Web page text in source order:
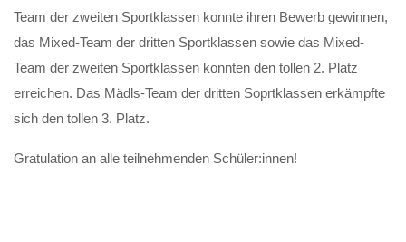
Team der zweiten Sportklassen konnte ihren Bewerb gewinnen,
das Mixed-Team der dritten Sportklassen sowie das Mixed-
Team der zweiten Sportklassen konnten den tollen 2. Platz
erreichen. Das Mädls-Team der dritten Soprtklassen erkämpfte
sich den tollen 3. Platz.
Gratulation an alle teilnehmenden Schüler:innen!